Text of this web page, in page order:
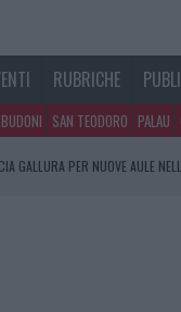
RUBRICHE
BUDONI SAN TEODORO PALAU
GALLURA PER NUOVE AULE